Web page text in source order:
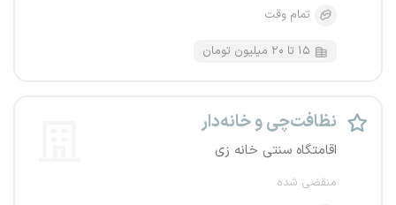
تمام وقت
۱۵ تا ۲۰ میلیون تومان
نظافت‌چی و خانه‌دار
اقامتگاه سنتی خانه زی
منقضی شده